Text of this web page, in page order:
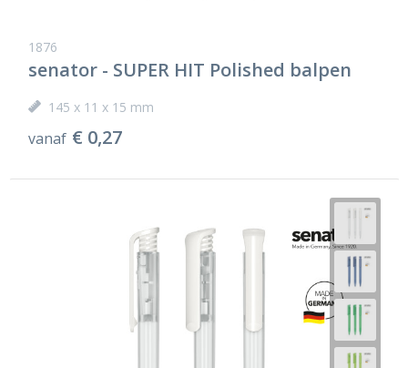
1876
senator - SUPER HIT Polished balpen
145 x 11 x 15 mm
vanaf € 0,27